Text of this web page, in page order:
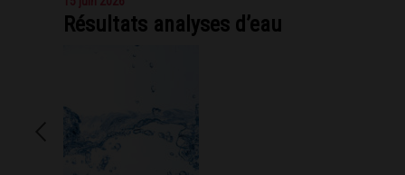
Résultats analyses d’eau